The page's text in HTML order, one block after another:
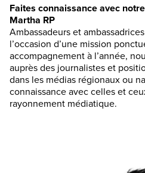
Faites connaissance avec
Martha RP
Ambassadeurs et
l’occasion d’une mission
accompagnement à l’année,
auprès des journalistes et
dans les médias régionaux ou
connaissance avec celles et
rayonnement médiatique.